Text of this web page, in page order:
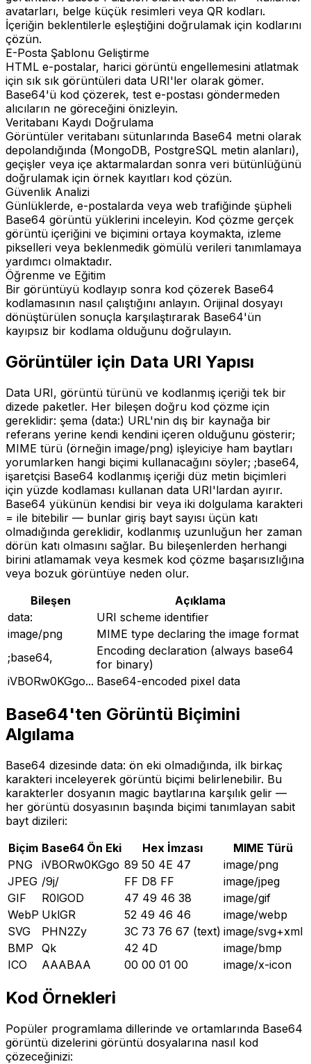
avatarları, belge küçük resimleri veya QR kodları.
İçeriğin beklentilerle eşleştiğini doğrulamak için kodlarını
çözün.
E-Posta Şablonu Geliştirme
HTML e-postalar, harici görüntü engellemesini atlatmak
için sık sık görüntüleri data URI'ler olarak gömer.
Base64'ü kod çözerek, test e-postası göndermeden
alıcıların ne göreceğini önizleyin.
Veritabanı Kaydı Doğrulama
Görüntüler veritabanı sütunlarında Base64 metni olarak
depolandığında (MongoDB, PostgreSQL metin alanları),
geçişler veya içe aktarmalardan sonra veri bütünlüğünü
doğrulamak için örnek kayıtları kod çözün.
Güvenlik Analizi
Günlüklerde, e-postalarda veya web trafiğinde şüpheli
Base64 görüntü yüklerini inceleyin. Kod çözme gerçek
görüntü içeriğini ve biçimini ortaya koymakta, izleme
pikselleri veya beklenmedik gömülü verileri tanımlamaya
yardımcı olmaktadır.
Öğrenme ve Eğitim
Bir görüntüyü kodlayıp sonra kod çözerek Base64
kodlamasının nasıl çalıştığını anlayın. Orijinal dosyayı
dönüştürülen sonuçla karşılaştırarak Base64'ün
kayıpsız bir kodlama olduğunu doğrulayın.
Görüntüler için Data URI Yapısı
Data URI, görüntü türünü ve kodlanmış içeriği tek bir
dizede paketler. Her bileşen doğru kod çözme için
gereklidir: şema (data:) URL'nin dış bir kaynağa bir
referans yerine kendi kendini içeren olduğunu gösterir;
MIME türü (örneğin image/png) işleyiciye ham baytları
yorumlarken hangi biçimi kullanacağını söyler; ;base64,
işaretçisi Base64 kodlanmış içeriği düz metin biçimleri
için yüzde kodlaması kullanan data URI'lardan ayırır.
Base64 yükünün kendisi bir veya iki dolgulama karakteri
= ile bitebilir — bunlar giriş bayt sayısı üçün katı
olmadığında gereklidir, kodlanmış uzunluğun her zaman
dörün katı olmasını sağlar. Bu bileşenlerden herhangi
birini atlamamak veya kesmek kod çözme başarısızlığına
veya bozuk görüntüye neden olur.
Bileşen
Açıklama
data:
URI scheme identifier
image/png
MIME type declaring the image format
;base64,
Encoding declaration (always base64
for binary)
iVBORw0KGgo... Base64-encoded pixel data
Base64'ten Görüntü Biçimini
Algılama
Base64 dizesinde data: ön eki olmadığında, ilk birkaç
karakteri inceleyerek görüntü biçimi belirlenebilir. Bu
karakterler dosyanın magic baytlarına karşılık gelir —
her görüntü dosyasının başında biçimi tanımlayan sabit
bayt dizileri:
Biçim Base64 Ön Eki Hex İmzası
MIME Türü
PNG
iVBORw0KGgo 89 50 4E 47
image/png
JPEG /9j/ FF D8 FF
image/jpeg
GIF
R0lGOD 47 49 46 38
image/gif
WebP UklGR 52 49 46 46
image/webp
SVG
PHN2Zy 3C 73 76 67 (text) image/svg+xml
BMP
Qk 42 4D
image/bmp
ICO
AAABAA 00 00 01 00 image/x-icon
Kod Örnekleri
Popüler programlama dillerinde ve ortamlarında Base64
görüntü dizelerini görüntü dosyalarına nasıl kod
çözeceğinizi: